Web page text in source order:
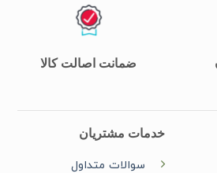
ضمانت اصالت کالا
خدمات مشتریان
سوالات متداول